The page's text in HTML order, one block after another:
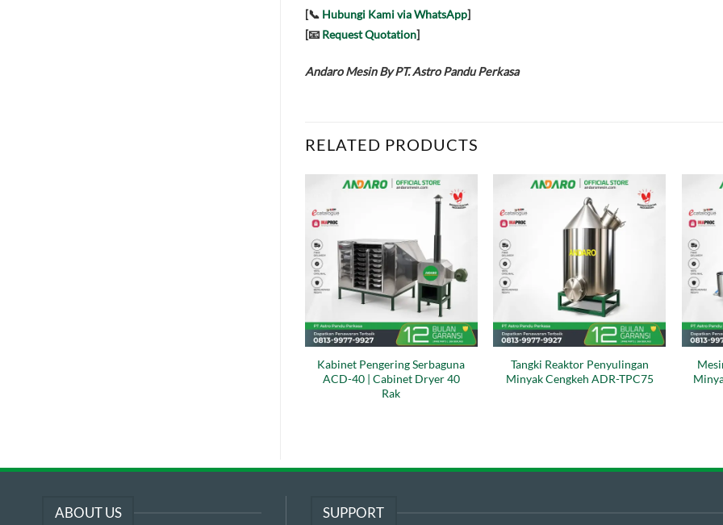
[📞 Hubungi Kami via WhatsApp]
[📧 Request Quotation]
Andaro Mesin By PT. Astro Pandu Perkasa
RELATED PRODUCTS
Kabinet Pengering Serbaguna
ACD-40 | Cabinet Dryer 40
Rak
Tangki Reaktor Penyulingan
Minyak Cengkeh ADR-TPC75
ABOUT US SUPPORT